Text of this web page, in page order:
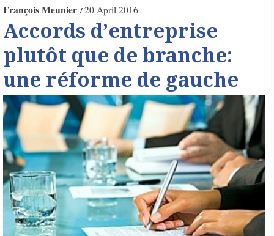
François Meunier 20 April 2016
Accords d’entreprise
plutôt que de branche:
une réforme de gauche